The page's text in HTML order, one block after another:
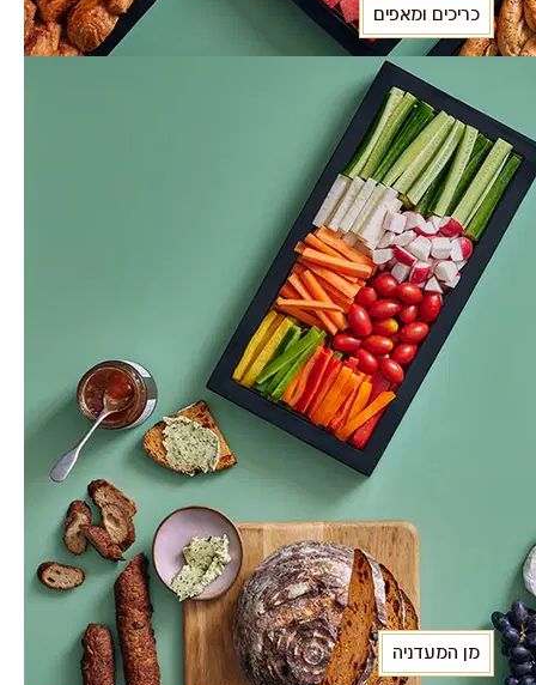
כריכים ומאפים
מן המעדניה